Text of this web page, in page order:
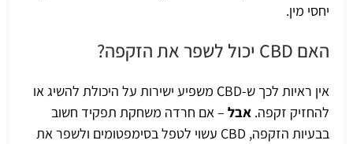
יחסי מין.
האם CBD יכול לשפר את הזקפה?
אין ראיות לכך ש-CBD משפיע ישירות על היכולת להשיג או
להחזיק זקפה. אבל– אם חרדה משחקת תפקיד חשוב
בבעיות הזקפה, CBD עשוי לטפל בסימפטומים ולשפר את